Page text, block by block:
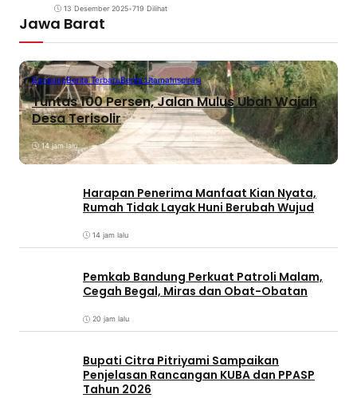
13 Desember 2025•719 Dilihat
Jawa Barat
BandungBerita TerbaruBerita UtamaInspirasi
Tuntas 100 Persen, Jalan Mulus Ubah Wajah
Desa Terisolir
14 jam lalu
Harapan Penerima Manfaat Kian Nyata,
Rumah Tidak Layak Huni Berubah Wujud
14 jam lalu
Pemkab Bandung Perkuat Patroli Malam,
Cegah Begal, Miras dan Obat-Obatan
20 jam lalu
Bupati Citra Pitriyami Sampaikan
Penjelasan Rancangan KUBA dan PPASP
Tahun 2026